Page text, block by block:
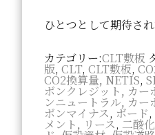
ひとつとして期待され
カテゴリー:CLT敷板
版,CLT, CLT敷板,
CO2換算量, NETIS,
ボンクレジット, カー
ンニュートラル, カー
ボンマイナス, ボード,
メント,リース, 二酸